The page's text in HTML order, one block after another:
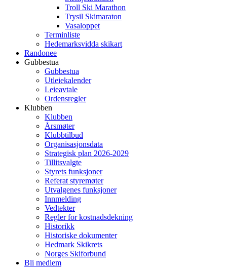
Troll Ski Marathon
Trysil Skimaraton
Vasaloppet
Terminliste
Hedemarksvidda skikart
Randonee
Gubbestua
Gubbestua
Utleiekalender
Leieavtale
Ordensregler
Klubben
Klubben
Årsmøter
Klubbtilbud
Organisasjonsdata
Strategisk plan 2026-2029
Tillitsvalgte
Styrets funksjoner
Referat styremøter
Utvalgenes funksjoner
Innmelding
Vedtekter
Regler for kostnadsdekning
Historikk
Historiske dokumenter
Hedmark Skikrets
Norges Skiforbund
Bli medlem